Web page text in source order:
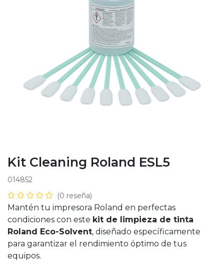
Kit Cleaning Roland ESL5
014852
(0 reseña)
Mantén tu impresora Roland en perfectas
condiciones con este kit de limpieza de tinta
Roland Eco-Solvent, diseñado específicamente
para garantizar el rendimiento óptimo de tus
equipos.